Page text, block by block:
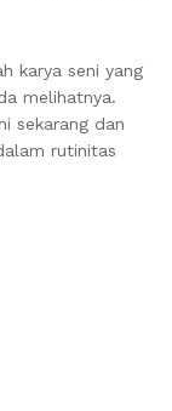
karya seni yang
melihatnya.
sekarang dan
rutinitas